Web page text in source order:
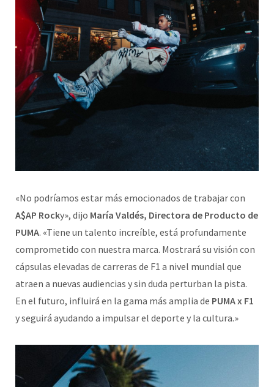
«No podríamos estar más emocionados de trabajar con
A$AP Rocky», dijo María Valdés, Directora de Producto de
PUMA. «Tiene un talento increíble, está profundamente
comprometido con nuestra marca. Mostrará su visión con
cápsulas elevadas de carreras de F1 a nivel mundial que
atraen a nuevas audiencias y sin duda perturban la pista.
En el futuro, influirá en la gama más amplia de PUMA x F1
y seguirá ayudando a impulsar el deporte y la cultura.»